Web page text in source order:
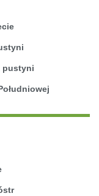
pustyni